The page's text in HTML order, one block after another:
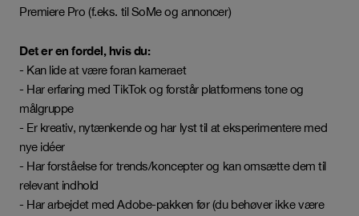
Premiere Pro (f.eks. til SoMe og annoncer)
Det er en fordel, hvis du:
- Kan lide at være foran kameraet
- Har erfaring med TikTok og forstår platformens tone og
målgruppe
- Er kreativ, nytænkende og har lyst til at eksperimentere med
nye idéer
- Har forståelse for trends/koncepter og kan omsætte dem til
relevant indhold
- Har arbejdet med Adobe-pakken før (du behøver ikke være